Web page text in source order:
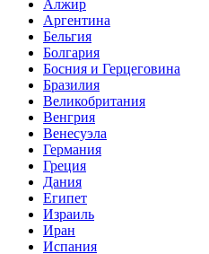
Алжир
Аргентина
Бельгия
Болгария
Босния и Герцеговина
Бразилия
Великобритания
Венгрия
Венесуэла
Германия
Греция
Дания
Египет
Израиль
Иран
Испания